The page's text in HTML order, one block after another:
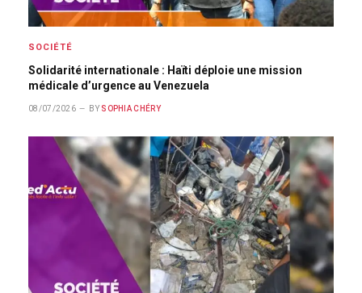
SOCIÉTÉ
Solidarité internationale : Haïti déploie une mission
médicale d’urgence au Venezuela
08/07/2026 BY SOPHIA CHÉRY